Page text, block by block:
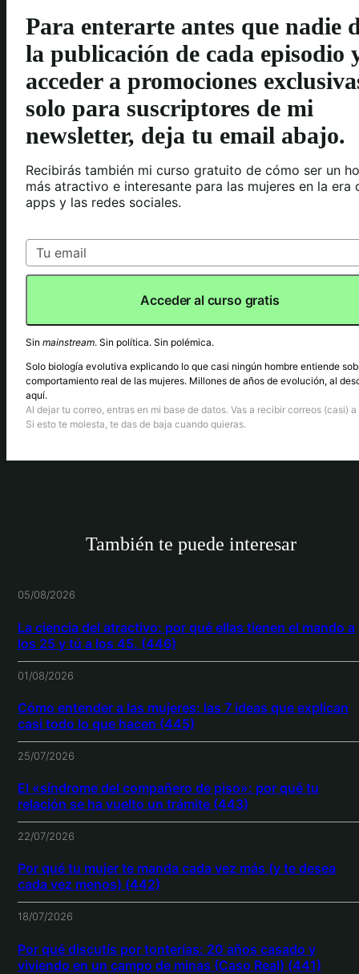
Para enterarte antes que nadie
la publicación de cada episodio
acceder a promociones
solo para suscriptores de mi
newsletter, deja tu email abajo.
Recibirás también mi curso gratuito de cómo ser un
más atractivo e interesante para las mujeres en la era
apps y las redes sociales.
Acceder al curso gratis
Sin mainstream. Sin política. Sin polémica.
Solo biología evolutiva explicando lo que casi ningún hombre entiende
comportamiento real de las mujeres. Millones de años de evolución, al
aquí.
Al dejar tu correo, entras en mi base de datos. Vas a recibir correos (casi)
Si esto te molesta, te das de baja cuando quieras.
También te puede interesar
05/08/2026
La ciencia del atractivo: por qué ellas tienen el mando a
los 25 y tú a los 45. (446)
01/08/2026
Cómo entender a las mujeres: las 7 ideas que explican
casi todo lo que hacen (445)
25/07/2026
El «síndrome del compañero de piso»: por qué tu
relación se ha vuelto un trámite (443)
22/07/2026
Por qué tu mujer te manda cada vez más (y te desea
cada vez menos) (442)
18/07/2026
Por qué discutís por tonterías: 20 años casado y
viviendo en un campo de minas (Caso Real) (441)